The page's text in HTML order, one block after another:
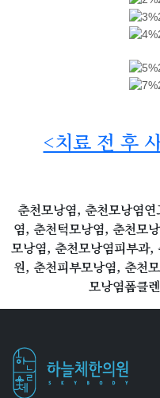
<치료 전 후
춘천모낭염, 춘천모낭염
염, 춘천턱모낭염, 춘천모
모낭염, 춘천모낭염피부과,
원, 춘천피부모낭염, 춘천
모낭염폼클